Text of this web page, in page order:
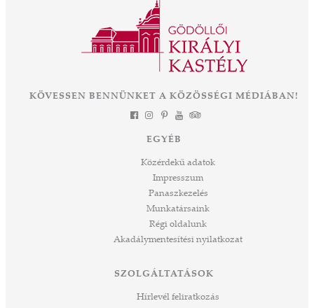
KÖVESSEN BENNÜNKET A KÖZÖSSÉGI MÉDIÁBAN!
EGYÉB
Közérdekű adatok
Impresszum
Panaszkezelés
Munkatársaink
Régi oldalunk
Akadálymentesítési nyilatkozat
SZOLGÁLTATÁSOK
Hírlevél feliratkozás